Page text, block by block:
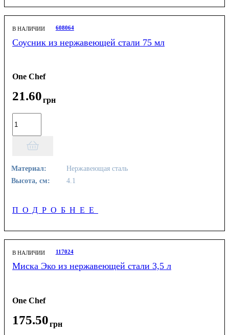
В НАЛИЧИИ 608064
Соусник из нержавеющей стали 75 мл
One Chef
21.60грн
Материал:
Нержавеющая сталь
Высота, см:
4.1
ПОДРОБНЕЕ
В НАЛИЧИИ 117024
Миска Эко из нержавеющей стали 3,5 л
One Chef
175.50грн